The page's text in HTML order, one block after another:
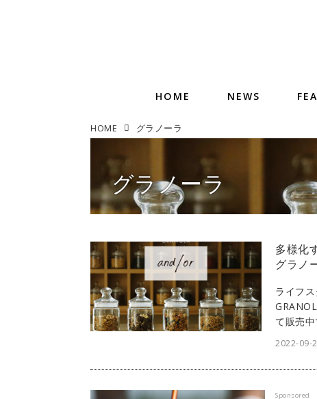
HOME NEWS
HOME グラノーラ
グラノーラ
多様化
グラノ
ライフ
て販売中
2022-09-
Sponsored